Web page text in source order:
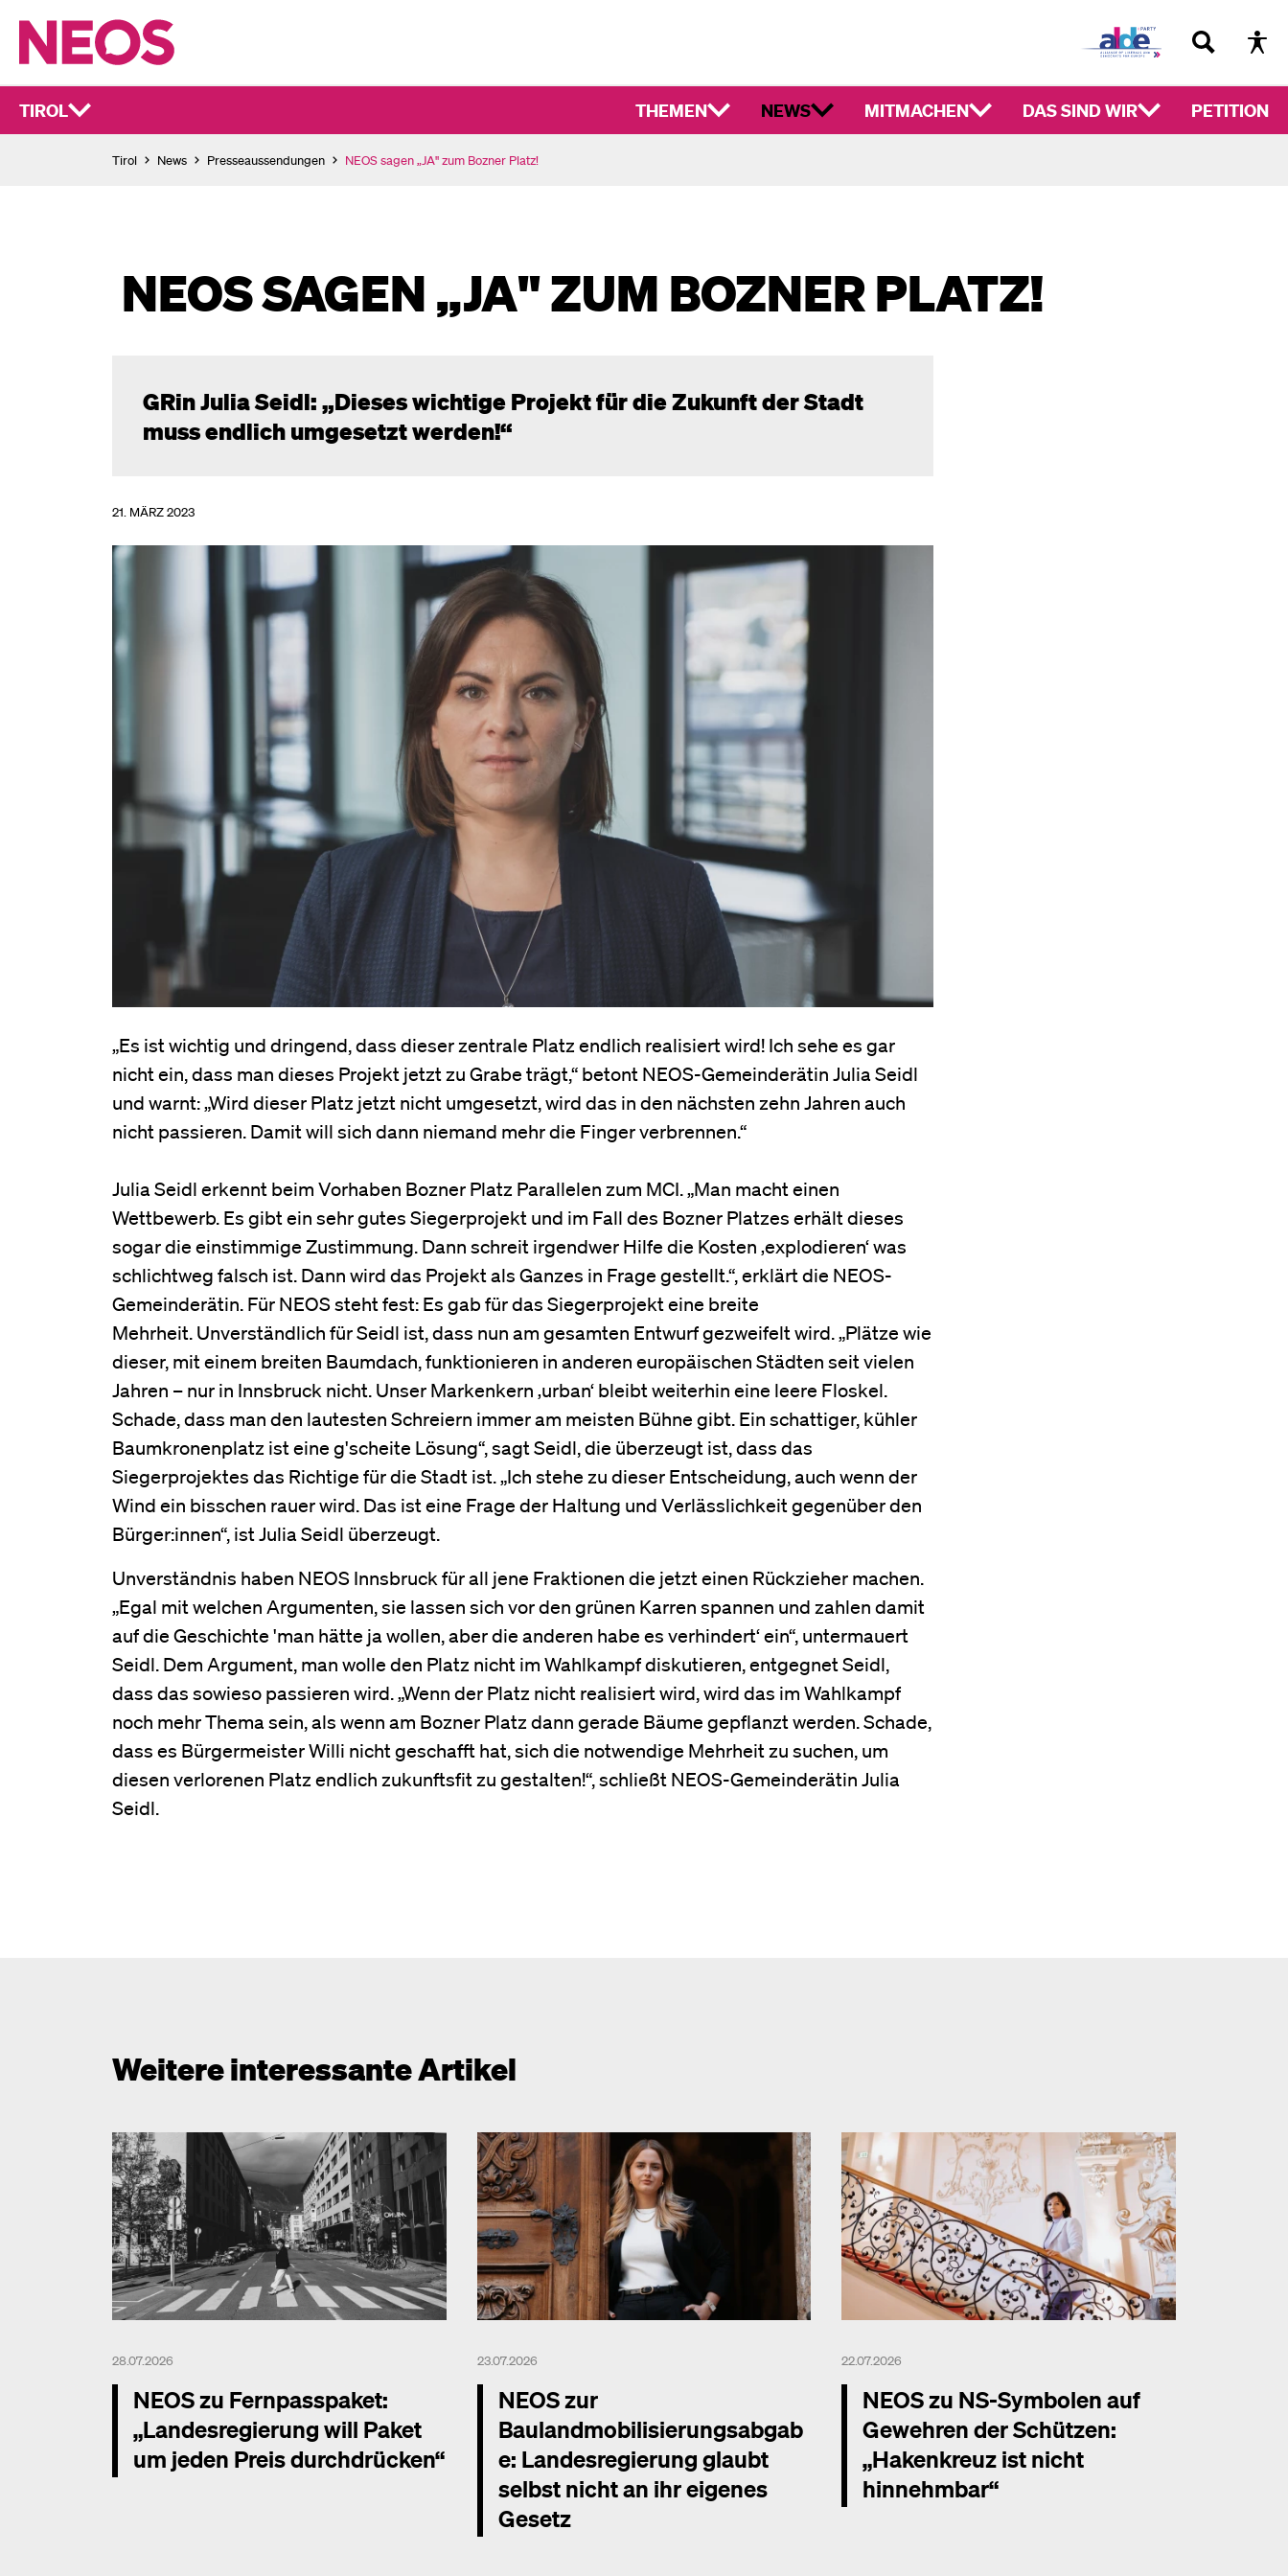
TIROL THEMEN NEWS MITMACHEN DAS SIND WIR PETITION
Tirol News Presseaussendungen NEOS sagen „JA" zum Bozner Platz!
NEOS SAGEN „JA" ZUM BOZNER PLATZ!
GRin Julia Seidl: „Dieses wichtige Projekt für die Zukunft der Stadt
muss endlich umgesetzt werden!“
21. MÄRZ 2023
„Es ist wichtig und dringend, dass dieser zentrale Platz endlich realisiert wird! Ich sehe es gar
nicht ein, dass man dieses Projekt jetzt zu Grabe trägt,“ betont NEOS-Gemeinderätin Julia Seidl
und warnt: „Wird dieser Platz jetzt nicht umgesetzt, wird das in den nächsten zehn Jahren auch
nicht passieren. Damit will sich dann niemand mehr die Finger verbrennen.“
Julia Seidl erkennt beim Vorhaben Bozner Platz Parallelen zum MCI. „Man macht einen
Wettbewerb. Es gibt ein sehr gutes Siegerprojekt und im Fall des Bozner Platzes erhält dieses
sogar die einstimmige Zustimmung. Dann schreit irgendwer Hilfe die Kosten ‚explodieren‘ was
schlichtweg falsch ist. Dann wird das Projekt als Ganzes in Frage gestellt.“, erklärt die NEOS-
Gemeinderätin. Für NEOS steht fest: Es gab für das Siegerprojekt eine breite
Mehrheit. Unverständlich für Seidl ist, dass nun am gesamten Entwurf gezweifelt wird. „Plätze wie
dieser, mit einem breiten Baumdach, funktionieren in anderen europäischen Städten seit vielen
Jahren – nur in Innsbruck nicht. Unser Markenkern ‚urban‘ bleibt weiterhin eine leere Floskel.
Schade, dass man den lautesten Schreiern immer am meisten Bühne gibt. Ein schattiger, kühler
Baumkronenplatz ist eine g'scheite Lösung“, sagt Seidl, die überzeugt ist, dass das
Siegerprojektes das Richtige für die Stadt ist. „Ich stehe zu dieser Entscheidung, auch wenn der
Wind ein bisschen rauer wird. Das ist eine Frage der Haltung und Verlässlichkeit gegenüber den
Bürger:innen“, ist Julia Seidl überzeugt.
Unverständnis haben NEOS Innsbruck für all jene Fraktionen die jetzt einen Rückzieher machen.
„Egal mit welchen Argumenten, sie lassen sich vor den grünen Karren spannen und zahlen damit
auf die Geschichte 'man hätte ja wollen, aber die anderen habe es verhindert‘ ein“, untermauert
Seidl. Dem Argument, man wolle den Platz nicht im Wahlkampf diskutieren, entgegnet Seidl,
dass das sowieso passieren wird. „Wenn der Platz nicht realisiert wird, wird das im Wahlkampf
noch mehr Thema sein, als wenn am Bozner Platz dann gerade Bäume gepflanzt werden. Schade,
dass es Bürgermeister Willi nicht geschafft hat, sich die notwendige Mehrheit zu suchen, um
diesen verlorenen Platz endlich zukunftsfit zu gestalten!“, schließt NEOS-Gemeinderätin Julia
Seidl.
Weitere interessante Artikel
28.07.2026
NEOS zu Fernpasspaket:
„Landesregierung will Paket
um jeden Preis durchdrücken“
23.07.2026
NEOS zur
Baulandmobilisierungsabgab
e: Landesregierung glaubt
selbst nicht an ihr eigenes
Gesetz
22.07.2026
NEOS zu NS-Symbolen auf
Gewehren der Schützen:
„Hakenkreuz ist nicht
hinnehmbar“